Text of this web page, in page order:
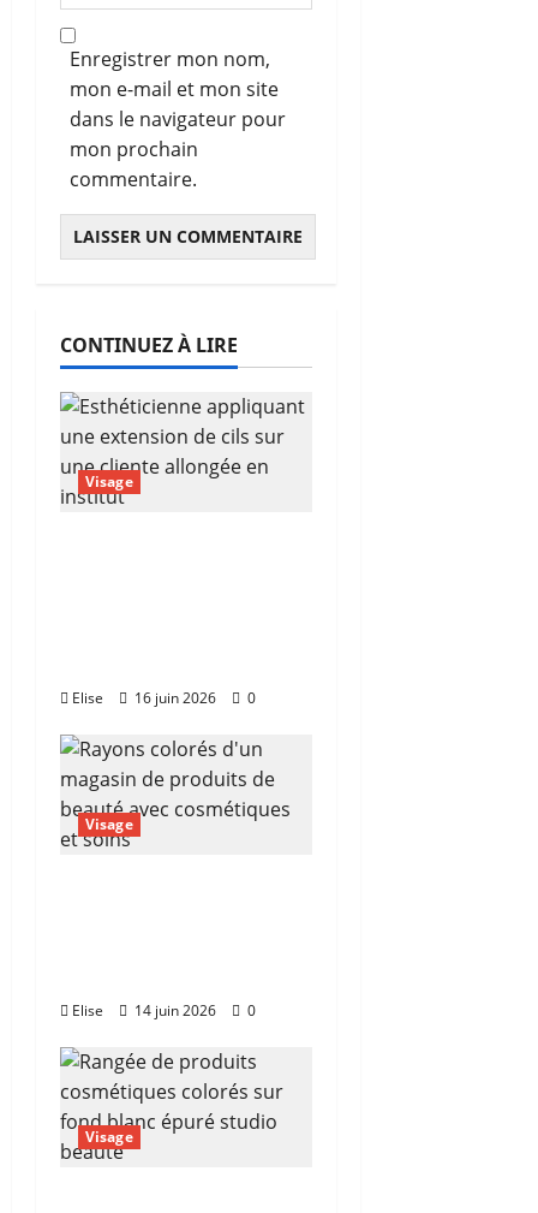
Enregistrer mon nom,
mon e-mail et mon site
dans le navigateur pour
mon prochain
commentaire.
CONTINUEZ À LIRE
Visage
Elise 16 juin 2026 0
Visage
Elise 14 juin 2026 0
Visage